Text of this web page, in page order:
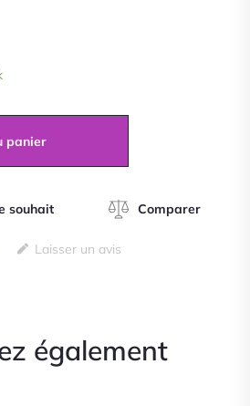
panier
souhait Comparer
Laisser un avis
également